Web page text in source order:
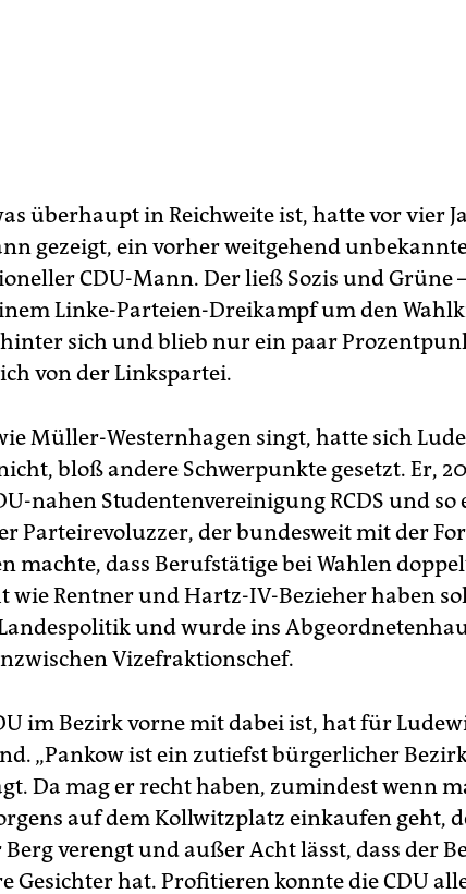
überhaupt in Reichweite ist, hatte vor vier
gezeigt, ein vorher weitgehend
CDU-Mann. Der ließ Sozis und Grüne
Linke-Parteien-Dreikampf um den
sich und blieb nur ein paar
von der Linkspartei.
Müller-Westernhagen singt, hatte sich
bloß andere Schwerpunkte gesetzt. Er,
nahen Studentenvereinigung RCDS und so
Parteirevoluzzer, der bundesweit mit der
machte, dass Berufstätige bei Wahlen
wie Rentner und Hartz-IV-Bezieher haben
und wurde ins
Vizefraktionschef.
im Bezirk vorne mit dabei ist, hat für
„Pankow ist ein zutiefst bürgerlicher
Da mag er recht haben, zumindest wenn
auf dem Kollwitzplatz einkaufen geht,
verengt und außer Acht lässt, dass der
Gesichter hat. Profitieren konnte die CDU